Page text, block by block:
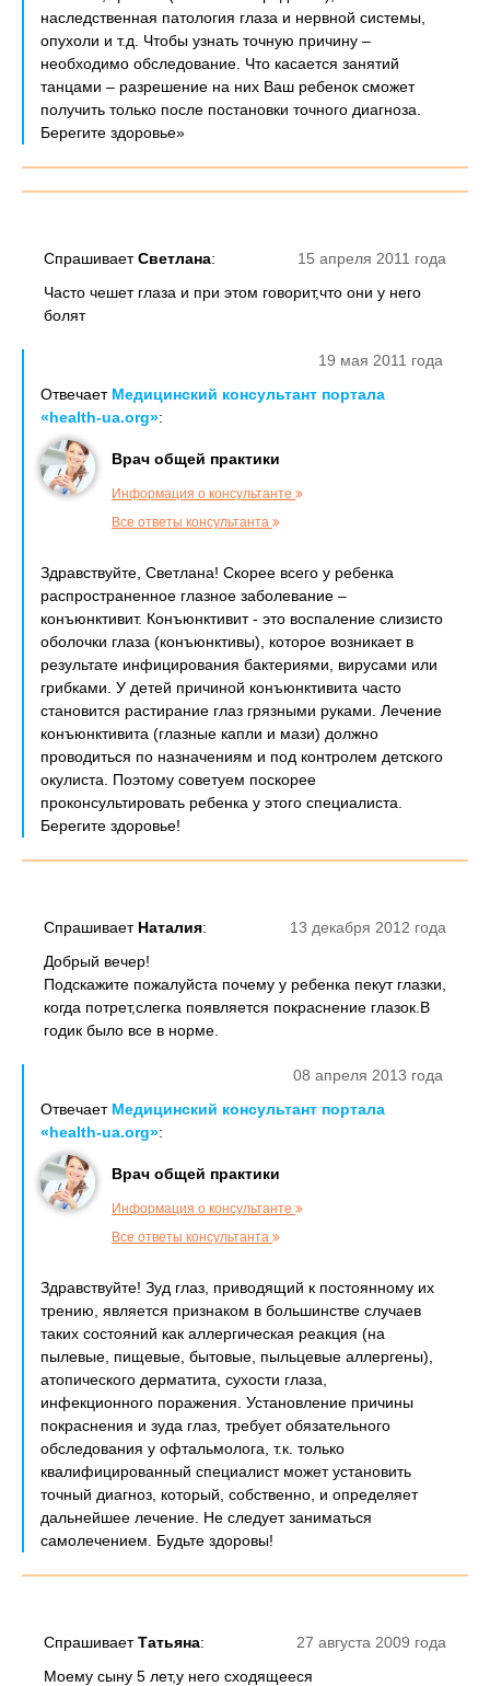
наследственная патология глаза и нервной системы,
опухоли и т.д. Чтобы узнать точную причину –
необходимо обследование. Что касается занятий
танцами – разрешение на них Ваш ребенок сможет
получить только после постановки точного диагноза.
Берегите здоровье»
15 апреля 2011 года
СпрашиваетСветлана:
Часто чешет глаза и при этом говорит,что они у него
болят
19 мая 2011 года
Отвечает Медицинский консультант портала
«health-ua.org»:
Врач общей практики
Информация о консультанте
Все ответы консультанта
Здравствуйте, Светлана! Скорее всего у ребенка
распространенное глазное заболевание –
конъюнктивит. Конъюнктивит - это воспаление слизисто
оболочки глаза (конъюнктивы), которое возникает в
результате инфицирования бактериями, вирусами или
грибками. У детей причиной конъюнктивита часто
становится растирание глаз грязными руками. Лечение
конъюнктивита (глазные капли и мази) должно
проводиться по назначениям и под контролем детского
окулиста. Поэтому советуем поскорее
проконсультировать ребенка у этого специалиста.
Берегите здоровье!
13 декабря 2012 года
Спрашивает Наталия:
Добрый вечер!
Подскажите пожалуйста почему у ребенка пекут глазки,
когда потрет,слегка появляется покраснение глазок.В
годик было все в норме.
08 апреля 2013 года
Отвечает Медицинский консультант портала
«health-ua.org»:
Врач общей практики
Информация о консультанте
Все ответы консультанта
Здравствуйте! Зуд глаз, приводящий к постоянному их
трению, является признаком в большинстве случаев
таких состояний как аллергическая реакция (на
пылевые, пищевые, бытовые, пыльцевые аллергены),
атопического дерматита, сухости глаза,
инфекционного поражения. Установление причины
покраснения и зуда глаз, требует обязательного
обследования у офтальмолога, т.к. только
квалифицированный специалист может установить
точный диагноз, который, собственно, и определяет
дальнейшее лечение. Не следует заниматься
самолечением. Будьте здоровы!
27 августа 2009 года
СпрашиваетТатьяна:
Моему сыну 5 лет,у него сходящееся